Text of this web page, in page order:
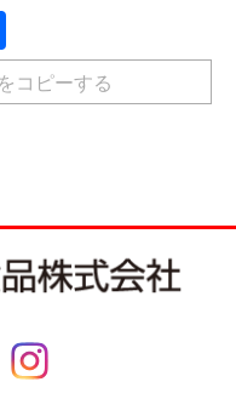
有
コピーする